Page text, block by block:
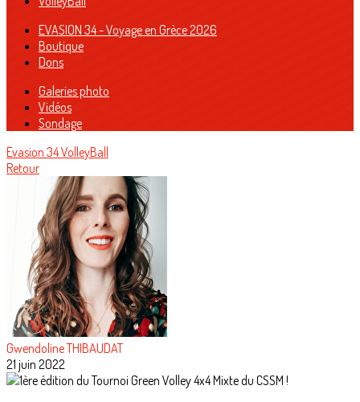
EVASION 34 - Voyage en Grèce 2026
Boutique
Dons
Galeries photo
Vidéos
Sondage
Evasion 34VolleyBall
Retour
Gwendoline THIBAUDAT
21 juin 2022